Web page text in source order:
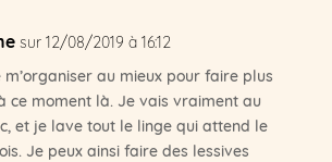
sur 12/08/2019 à 16:12
m’organiser au mieux pour faire plus
ce moment là. Je vais vraiment au
et je lave tout le linge qui attend le
Je peux ainsi faire des lessives